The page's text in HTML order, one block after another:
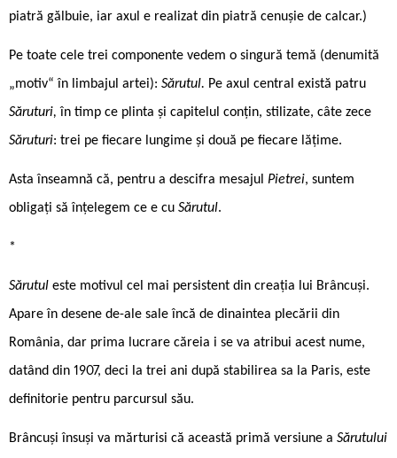
piatră gălbuie, iar axul e realizat din piatră cenușie de calcar.)
Pe toate cele trei componente vedem o singură temă (denumită
„motiv“ în limbajul artei): Sărutul. Pe axul central există patru
Săruturi,în timp ce plinta și capitelul conțin, stilizate, câte zece
Săruturi: trei pe fiecare lungime și două pe fiecare lățime.
Asta înseamnă că, pentru a descifra mesajul Pietrei, suntem
obligați să înțelegem ce e cu Sărutul.
*
Sărutul este motivul cel mai persistent din creația lui Brâncuși.
Apare în desene de-ale sale încă de dinaintea plecării din
România, dar prima lucrare căreia i se va atribui acest nume,
datând din 1907, deci la trei ani după stabilirea sa la Paris, este
definitorie pentru parcursul său.
Brâncuși însuși va mărturisi că această primă versiune a Sărutului